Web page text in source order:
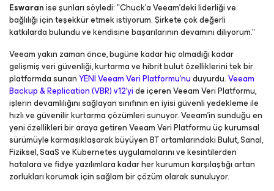
Eswaranise şunları söyledi: "Chuck'a Veeam'deki liderliği ve
bağlılığı için teşekkür etmek istiyorum. Şirkete çok değerli
katkılarda bulundu ve kendisine başarılarının devamını diliyorum."
Veeam yakın zaman önce, bugüne kadar hiç olmadığı kadar
gelişmiş veri güvenliği, kurtarma ve hibrit bulut özelliklerini tek bir
platformda sunanYENİ Veeam Veri Platformu'nuduyurdu.Veeam
Backup & Replication (VBR) v12'yide içeren Veeam Veri Platformu,
işlerin devamlılığını sağlayan sınıfının en iyisi güvenli yedekleme ile
hızlı ve güvenilir kurtarma çözümleri sunuyor. Veeam'in sunduğu en
yeni özellikleri bir araya getiren Veeam Veri Platformu üç kurumsal
sürümüyle karmaşıklaşarak büyüyen BT ortamlarındaki Bulut, Sanal,
Fiziksel, SaaS ve Kubernetes uygulamalarını ve kesintilerden
hatalara ve fidye yazılımlara kadar her kurumun karşılaştığı artan
zorlukları korumak için sağlam bir çözüm olarak sunuluyor.